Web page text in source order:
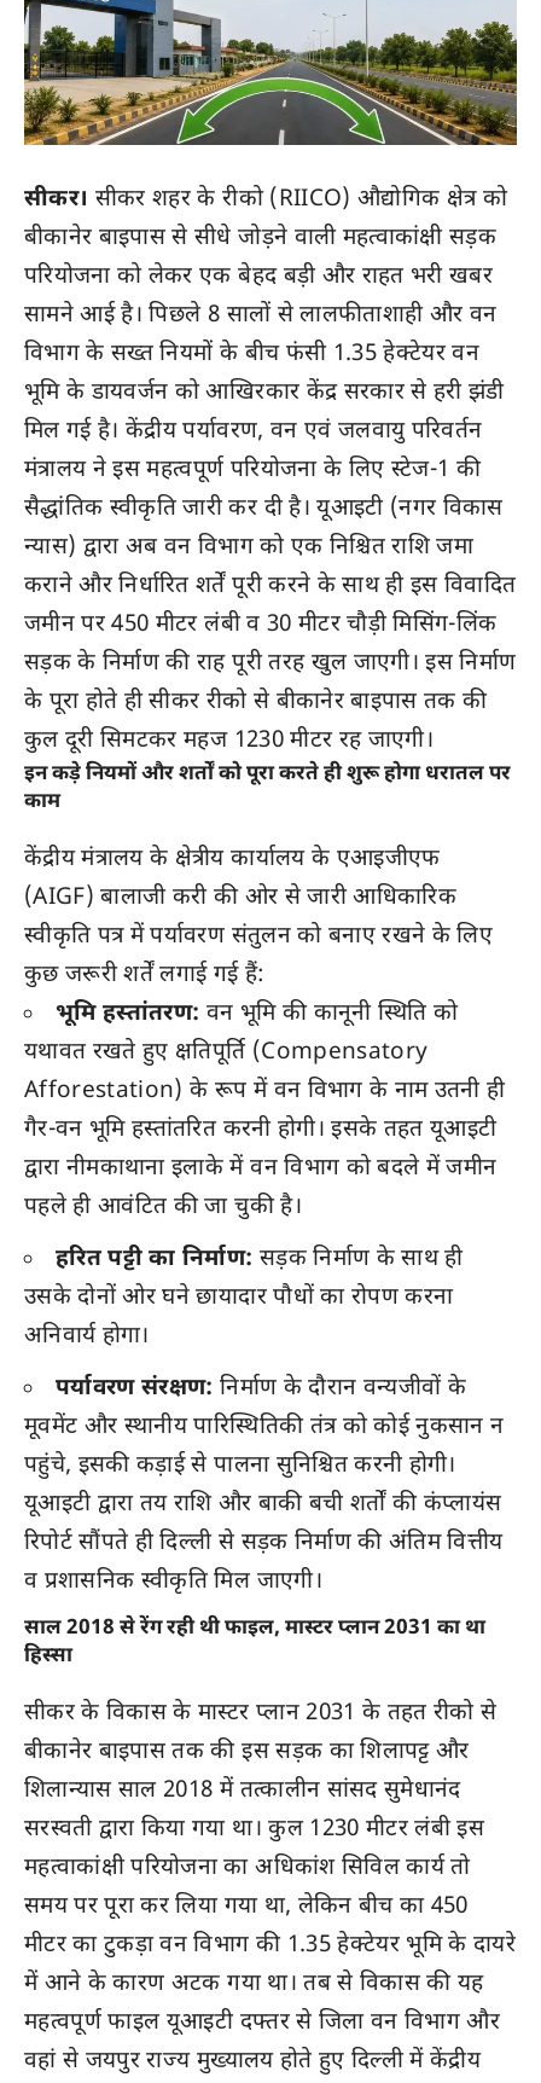
सीकर। सीकर शहर के रीको (RIICO) औद्योगिक क्षेत्र को
बीकानेर बाइपास से सीधे जोड़ने वाली महत्वाकांक्षी सड़क
परियोजना को लेकर एक बेहद बड़ी और राहत भरी खबर
सामने आई है। पिछले 8 सालों से लालफीताशाही और वन
विभाग के सख्त नियमों के बीच फंसी 1.35 हेक्टेयर वन
भूमि के डायवर्जन को आखिरकार केंद्र सरकार से हरी झंडी
मिल गई है। केंद्रीय पर्यावरण, वन एवं जलवायु परिवर्तन
मंत्रालय ने इस महत्वपूर्ण परियोजना के लिए स्टेज-1 की
सैद्धांतिक स्वीकृति जारी कर दी है। यूआइटी (नगर विकास
न्यास) द्वारा अब वन विभाग को एक निश्चित राशि जमा
कराने और निर्धारित शर्तें पूरी करने के साथ ही इस विवादित
जमीन पर 450 मीटर लंबी व 30 मीटर चौड़ी मिसिंग-लिंक
सड़क के निर्माण की राह पूरी तरह खुल जाएगी। इस निर्माण
के पूरा होते ही सीकर रीको से बीकानेर बाइपास तक की
कुल दूरी सिमटकर महज 1230 मीटर रह जाएगी।
इन कड़े नियमों और शर्तों को पूरा करते ही शुरू होगा धरातल पर
काम
केंद्रीय मंत्रालय के क्षेत्रीय कार्यालय के एआइजीएफ
(AIGF) बालाजी करी की ओर से जारी आधिकारिक
स्वीकृति पत्र में पर्यावरण संतुलन को बनाए रखने के लिए
कुछ जरूरी शर्तें लगाई गई हैं:
भूमि हस्तांतरण: वन भूमि की कानूनी स्थिति को
यथावत रखते हुए क्षतिपूर्ति (Compensatory
Afforestation) के रूप में वन विभाग के नाम उतनी ही
गैर-वन भूमि हस्तांतरित करनी होगी। इसके तहत यूआइटी
द्वारा नीमकाथाना इलाके में वन विभाग को बदले में जमीन
पहले ही आवंटित की जा चुकी है।
हरित पट्टी का निर्माण: सड़क निर्माण के साथ ही
उसके दोनों ओर घने छायादार पौधों का रोपण करना
अनिवार्य होगा।
पर्यावरण संरक्षण: निर्माण के दौरान वन्यजीवों के
मूवमेंट और स्थानीय पारिस्थितिकी तंत्र को कोई नुकसान न
पहुंचे, इसकी कड़ाई से पालना सुनिश्चित करनी होगी।
यूआइटी द्वारा तय राशि और बाकी बची शर्तों की कंप्लायंस
रिपोर्ट सौंपते ही दिल्ली से सड़क निर्माण की अंतिम वित्तीय
व प्रशासनिक स्वीकृति मिल जाएगी।
साल 2018 से रेंग रही थी फाइल, मास्टर प्लान 2031 का था
हिस्सा
सीकर के विकास के मास्टर प्लान 2031 के तहत रीको से
बीकानेर बाइपास तक की इस सड़क का शिलापट्ट और
शिलान्यास साल 2018 में तत्कालीन सांसद सुमेधानंद
सरस्वती द्वारा किया गया था। कुल 1230 मीटर लंबी इस
महत्वाकांक्षी परियोजना का अधिकांश सिविल कार्य तो
समय पर पूरा कर लिया गया था, लेकिन बीच का 450
मीटर का टुकड़ा वन विभाग की 1.35 हेक्टेयर भूमि के दायरे
में आने के कारण अटक गया था। तब से विकास की यह
महत्वपूर्ण फाइल यूआइटी दफ्तर से जिला वन विभाग और
वहां से जयपुर राज्य मुख्यालय होते हुए दिल्ली में केंद्रीय